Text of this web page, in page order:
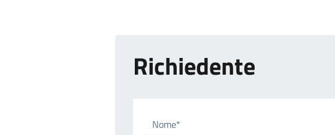
Richiedente
Nome*